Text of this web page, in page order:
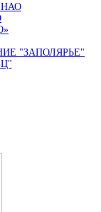
"ЗАПОЛЯРЬЕ"